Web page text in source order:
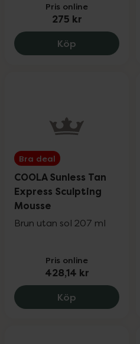
Pris online
275 kr
Köp Bronza
Bra deal
COOLA Sunless Tan
Express Sculpting
Mousse
Brun utan sol 207 ml
Pris online
428,14 kr
Köp COOLA